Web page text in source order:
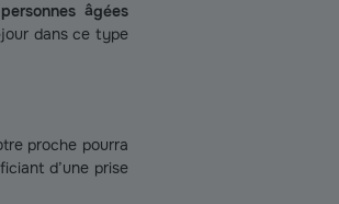
âgées
dans ce type
proche pourra
d’une prise